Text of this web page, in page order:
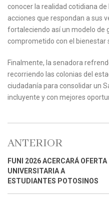
conocer la realidad cotidiana
acciones que respondan a sus
fortaleciendo así un modelo de
comprometido con el bienestar
Finalmente, la senadora
recorriendo las colonias del
ciudadanía para consolidar un
incluyente y con mejores
ANTERIOR
FUNI 2026 ACERCARÁ OFERTA
UNIVERSITARIA A
ESTUDIANTES POTOSINOS